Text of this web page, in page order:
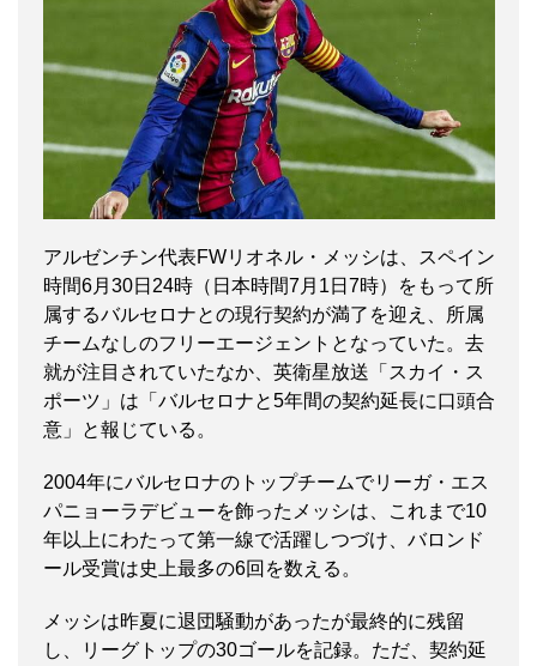
アルゼンチン代表FWリオネル・メッシは、スペイン
時間6月30日24時（日本時間7月1日7時）をもって所
属するバルセロナとの現行契約が満了を迎え、所属
チームなしのフリーエージェントとなっていた。去
就が注目されていたなか、英衛星放送「スカイ・ス
ポーツ」は「バルセロナと5年間の契約延長に口頭合
意」と報じている。
2004年にバルセロナのトップチームでリーガ・エス
パニョーラデビューを飾ったメッシは、これまで10
年以上にわたって第一線で活躍しつづけ、バロンド
ール受賞は史上最多の6回を数える。
メッシは昨夏に退団騒動があったが最終的に残留
し、リーグトップの30ゴールを記録。ただ、契約延